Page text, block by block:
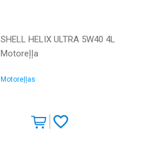
SHELL HELIX ULTRA 5W40 4L
Motoreļļa
Motoreļļas